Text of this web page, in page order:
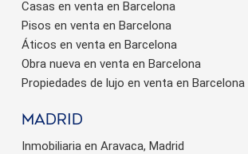
Casas en venta en Barcelona
Pisos en venta en Barcelona
Áticos en venta en Barcelona
Obra nueva en venta en Barcelona
Propiedades de lujo en venta en Barcelona
Madrid
Inmobiliaria en Aravaca, Madrid